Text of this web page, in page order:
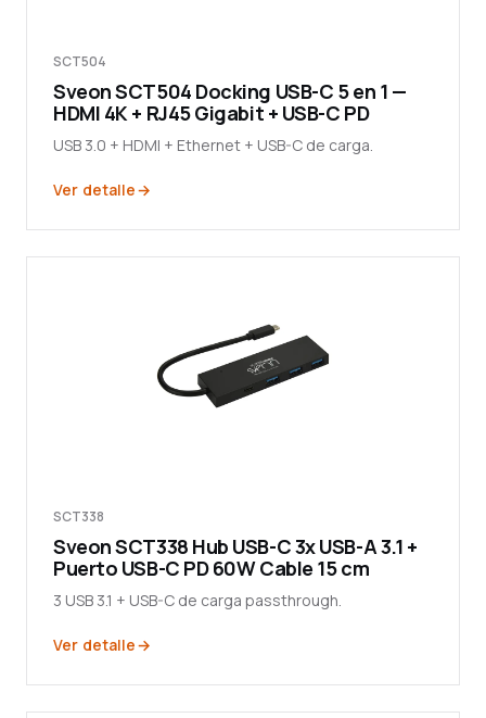
SCT504
Sveon SCT504 Docking USB-C 5 en 1 —
HDMI 4K + RJ45 Gigabit + USB-C PD
USB 3.0 + HDMI + Ethernet + USB-C de carga.
Ver detalle
SCT338
Sveon SCT338 Hub USB-C 3x USB-A 3.1 +
Puerto USB-C PD 60W Cable 15 cm
3 USB 3.1 + USB-C de carga passthrough.
Ver detalle